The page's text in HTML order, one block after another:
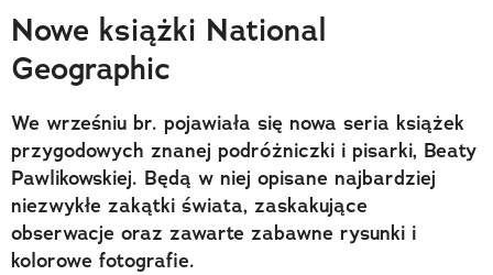
Trendbook Podróżniczy
Polecane
Nowe książki National
Geographic
We wrześniu br. pojawiała się nowa seria książek
przygodowych znanej podróżniczki i pisarki, Beaty
Pawlikowskiej. Będą w niej opisane najbardziej
niezwykłe zakątki świata, zaskakujące
obserwacje oraz zawarte zabawne rysunki i
kolorowe fotografie.